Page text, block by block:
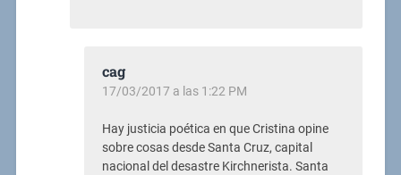
cag
17/03/2017 a las 1:22 PM
Hay justicia poética en que Cristina opine
sobre cosas desde Santa Cruz, capital
nacional del desastre Kirchnerista. Santa